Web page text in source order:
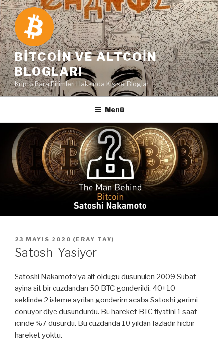
İçeriğe
geç
BITCOIN VE ALTCOIN
BLOGLARI
Kripto Para Birimleri Hakkında Kişisel Bloglar
Menü
YAYIM
TARIHI
23 MAYIS 2020 ( ERAY TAV)
Satoshi Yasiyor
Satoshi Nakamoto’ya ait oldugu dusunulen 2009 Subat
ayina ait bir cuzdandan 50 BTC gonderildi. 40+10
seklinde 2 isleme ayrilan gonderim acaba Satoshi gerimi
donuyor diye dusundurdu. Bu hareket BTC fiyatini 1 saat
icinde %7 dusurdu. Bu cuzdanda 10 yildan fazladir hicbir
hareket yoktu.